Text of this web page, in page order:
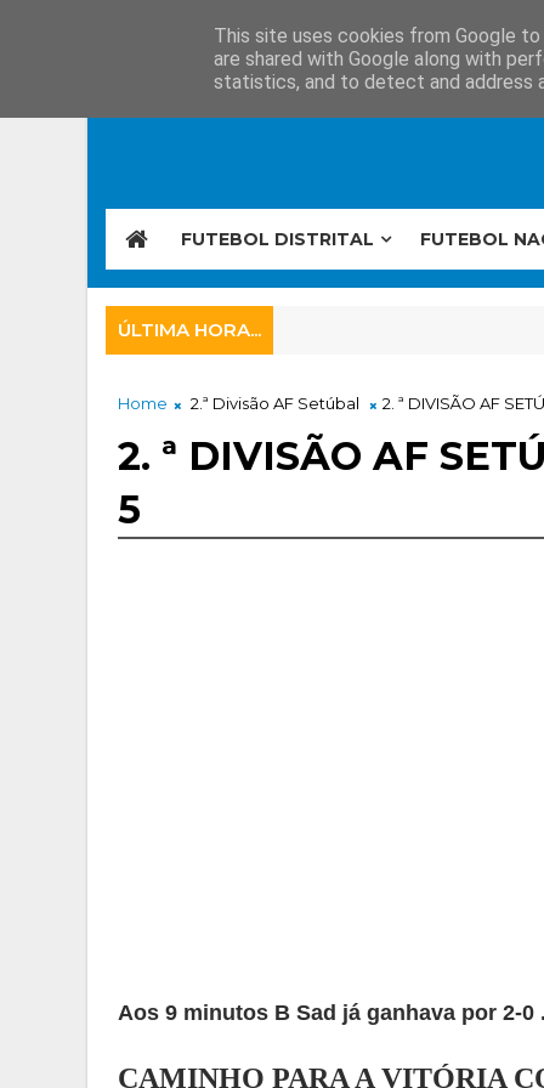
FUTEBOL DISTRITAL FUTEBOL
ÚLTIMA HORA...
Home 2.ª Divisão AF Setúbal 2. ª DIVISÃO AF
2. ª DIVISÃO AF
5
Aos 9 minutos B Sad já ganhava por 2-0
CAMINHO PARA A VITÓRIA
This site uses cookies from Google
are shared with Google along with
statistics, and to detect and address